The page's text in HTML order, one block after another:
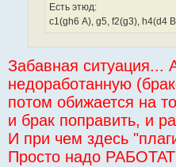
Есть этюд:
с1(gh6 А), g5, f2(g3), h4(d4
Забавная ситуация...
недоработанную
потом обижается на
и брак поправить, и
И при чем здесь
Просто надо